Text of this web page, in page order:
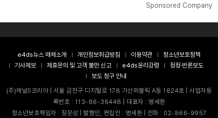
Sponsored Company
e4ds뉴스 매체소개 개인정보취급방침 이용약관
청소년보호정책
기사제보
제휴문의 및 고객 불만 신고 e4ds윤리강령
정정·반론보도
보도 청구 안내
(주)채널5코리아 | 서울 금천구 디지털로 178 가산퍼블릭 A동 1824호 | 사업자등
록번호 : 113-86-36448 | 대표자 : 명세환
청소년보호책임자 : 장은성 | 발행인, 편집인 : 명세환 | 전화 : 02-866-9957